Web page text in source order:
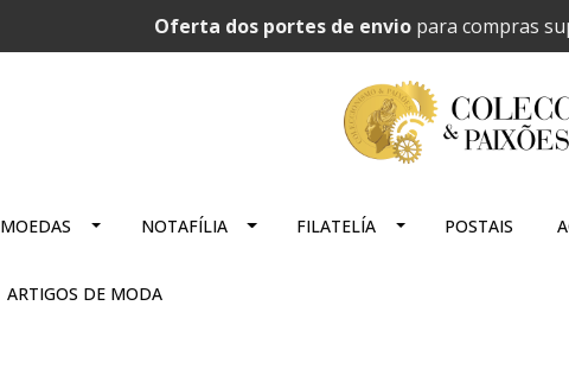
Oferta dos portes de enviopara compras
MOEDAS NOTAFÍLIA FILATELÍA POSTAIS
ARTIGOS DE MODA